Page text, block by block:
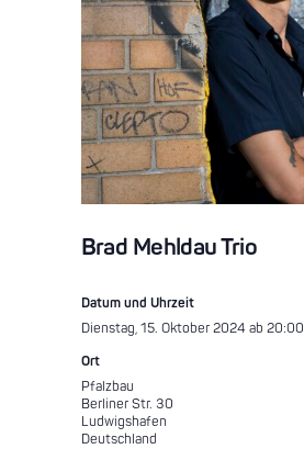
Brad Mehldau Trio
Datum und Uhrzeit
Dienstag, 15. Oktober 2024 ab 20:00
Ort
Pfalzbau
Berliner Str. 30
Ludwigshafen
Deutschland